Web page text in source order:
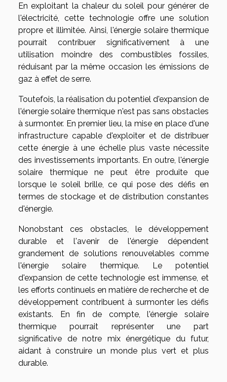
En exploitant la chaleur du soleil pour générer de
l'électricité, cette technologie offre une solution
propre et illimitée. Ainsi, l'énergie solaire thermique
pourrait contribuer significativement à une
utilisation moindre des combustibles fossiles,
réduisant par la même occasion les émissions de
gaz à effet de serre.
Toutefois, la réalisation du potentiel d'expansion de
l'énergie solaire thermique n'est pas sans obstacles
à surmonter. En premier lieu, la mise en place d'une
infrastructure capable d'exploiter et de distribuer
cette énergie à une échelle plus vaste nécessite
des investissements importants. En outre, l'énergie
solaire thermique ne peut être produite que
lorsque le soleil brille, ce qui pose des défis en
termes de stockage et de distribution constantes
d'énergie.
Nonobstant ces obstacles, le développement
durable et l'avenir de l'énergie dépendent
grandement de solutions renouvelables comme
l'énergie solaire thermique. Le potentiel
d'expansion de cette technologie est immense, et
les efforts continuels en matière de recherche et de
développement contribuent à surmonter les défis
existants. En fin de compte, l'énergie solaire
thermique pourrait représenter une part
significative de notre mix énergétique du futur,
aidant à construire un monde plus vert et plus
durable.